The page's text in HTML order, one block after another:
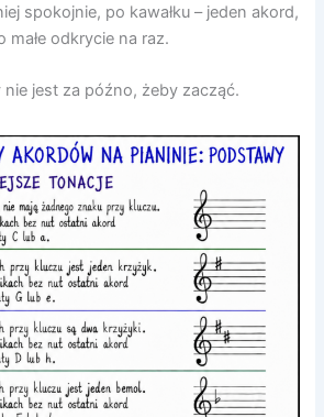
spokojnie, po kawałku – jeden akord,
małe odkrycie na raz.
jest za późno, żeby zacząć.